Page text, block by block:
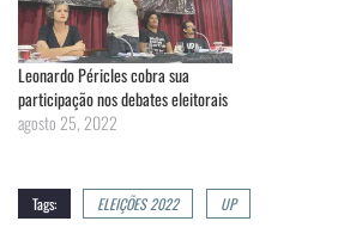
Leonardo Péricles cobra sua
participação nos debates eleitorais
agosto 25, 2022
Tags: ELEIÇÕES 2022 UP